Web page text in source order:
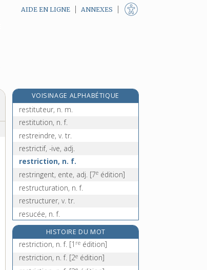
AIDE EN LIGNE ANNEXES
VOISINAGE ALPHABÉTIQUE
restituer, v. tr.
restituteur, n. m.
restitution, n. f.
restreindre, v. tr.
restrictif, -ive, adj.
restriction, n. f.
restringent, ente, adj. [7e édition]
restructuration, n. f.
restructurer, v. tr.
resucée, n. f.
résultant, -ante, adj. et n.
résultat, n. m.
résulter, v. intr.
HISTOIRE DU MOT
restriction, n. f. [1 re édition]
restriction, n. f. [2e édition]